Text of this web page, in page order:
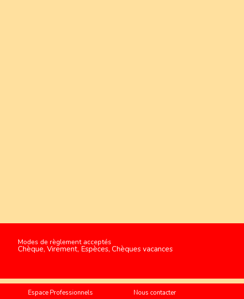
Modes de règlement acceptés
Chèque, Virement, Espèces, Chèques vacances
Espace Professionnels Nous contacter